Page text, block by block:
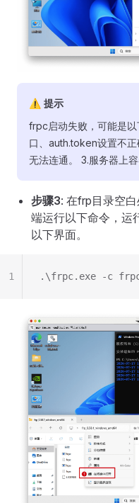
⚠ 提示
frpc启动失败，可能是以
口、auth.token设置不正
无法连通。 3.服务器上
步骤3: 在frp目录空
端运行以下命令，运
以下界面。
.\frpc.exe -c
1